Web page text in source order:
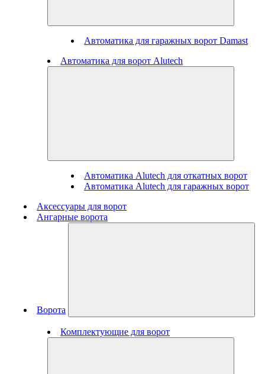
Автоматика для гаражных ворот Damast
Автоматика для ворот Alutech
Автоматика Alutech для откатных ворот
Автоматика Alutech для гаражных ворот
Аксессуары для ворот
Ангарные ворота
Ворота
Комплектующие для ворот